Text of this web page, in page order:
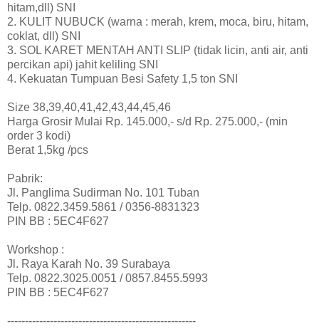
hitam,dll) SNI
2. KULIT NUBUCK (warna : merah, krem, moca, biru, hitam,
coklat, dll) SNI
3. SOL KARET MENTAH ANTI SLIP (tidak licin, anti air, anti
percikan api) jahit keliling SNI
4. Kekuatan Tumpuan Besi Safety 1,5 ton SNI
Size 38,39,40,41,42,43,44,45,46
Harga Grosir Mulai Rp. 145.000,- s/d Rp. 275.000,- (min
order 3 kodi)
Berat 1,5kg /pcs
Pabrik:
Jl. Panglima Sudirman No. 101 Tuban
Telp. 0822.3459.5861 / 0356-8831323
PIN BB : 5EC4F627
Workshop :
Jl. Raya Karah No. 39 Surabaya
Telp. 0822.3025.0051 / 0857.8455.5993
PIN BB : 5EC4F627
-----------------------------------------------------